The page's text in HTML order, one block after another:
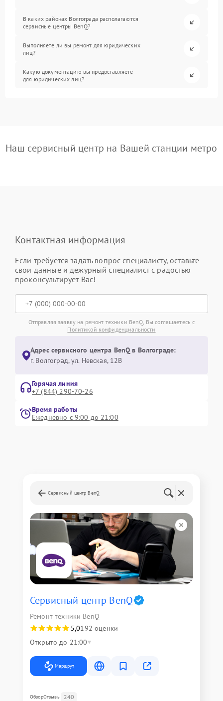
В каких районах Волгограда располагаются
сервисные центры BenQ?
Выполняете ли вы ремонт для юридических
лиц?
Какую документацию вы предоставляете
для юридических лиц?
Наш сервисный центр на Вашей станции метро
Контактная информация
Если требуется задать вопрос специалисту, оставьте
свои данные и дежурный специалист с радостью
проконсультирует Вас!
Отправляя заявку на ремонт техники BenQ, Вы соглашаетесь с
Политикой конфиденциальности
Адрес сервисного центра BenQ в Волгограде:
г. Волгоград, ул. Невская, 12В
Горячая линия
+7 (844) 290-70-26
Время работы
Ежедневно с 9:00 до 21:00
Сервисный центр BenQ
Сервисный центр BenQ
Ремонт техники BenQ
5,0192 оценки
Открыто до 21:00
Маршрут
ОбзорОтзывы 240